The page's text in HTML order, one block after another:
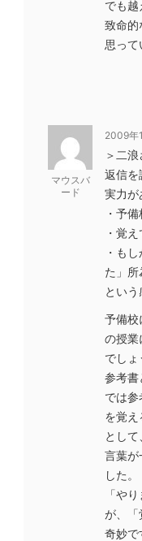
でも
致命的
思って
マウスバ
ード
2009年
＞二浪
返信を
実力が
・予
・覚
・も
た」所
という
予備校
の授業
でしょ
参考書
では
を覚
とし
言葉が
した。
「や
が、「
奇妙で